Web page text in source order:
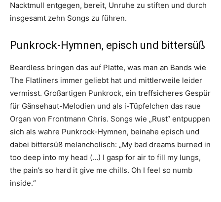
Nacktmull entgegen, bereit, Unruhe zu stiften und durch
insgesamt zehn Songs zu führen.
Punkrock-Hymnen, episch und bittersüß
Beardless bringen das auf Platte, was man an Bands wie
The Flatliners immer geliebt hat und mittlerweile leider
vermisst. Großartigen Punkrock, ein treffsicheres Gespür
für Gänsehaut-Melodien und als i-Tüpfelchen das raue
Organ von Frontmann Chris. Songs wie „Rust“ entpuppen
sich als wahre Punkrock-Hymnen, beinahe episch und
dabei bittersüß melancholisch: „My bad dreams burned in
too deep into my head (…) I gasp for air to fill my lungs,
the pain’s so hard it give me chills. Oh I feel so numb
inside.“